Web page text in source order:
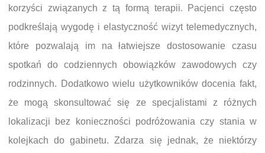
korzyści związanych z tą formą terapii. Pacjenci często
podkreślają wygodę i elastyczność wizyt telemedycznych,
które pozwalają im na łatwiejsze dostosowanie czasu
spotkań do codziennych obowiązków zawodowych czy
rodzinnych. Dodatkowo wielu użytkowników docenia fakt,
że mogą skonsultować się ze specjalistami z różnych
lokalizacji bez konieczności podróżowania czy stania w
kolejkach do gabinetu. Zdarza się jednak, że niektórzy